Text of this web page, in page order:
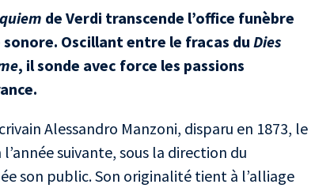
de Verdi transcende l’office funèbre
Oscillant entre le fracas du Dies
, il sonde avec force les passions
Alessandro Manzoni, disparu en 1873, le
suivante, sous la direction du
son public. Son originalité tient à l’alliage